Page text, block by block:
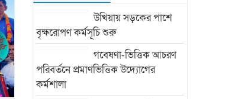
উখিয়ায় সড়কের পাশে
বৃক্ষরোপণ কর্মসূচি শুরু
গবেষণা-ভিত্তিক আচরণ
পরিবর্তনে প্রমাণভিত্তিক উদ্যোগের
কর্মশালা